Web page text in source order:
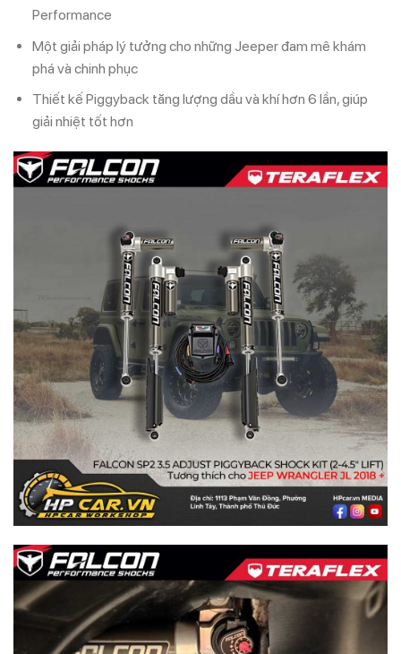
Performance
Một giải pháp lý tưởng cho những Jeeper đam mê khám
phá và chinh phục
Thiết kế Piggyback tăng lượng dầu và khí hơn 6 lần, giúp
giải nhiệt tốt hơn